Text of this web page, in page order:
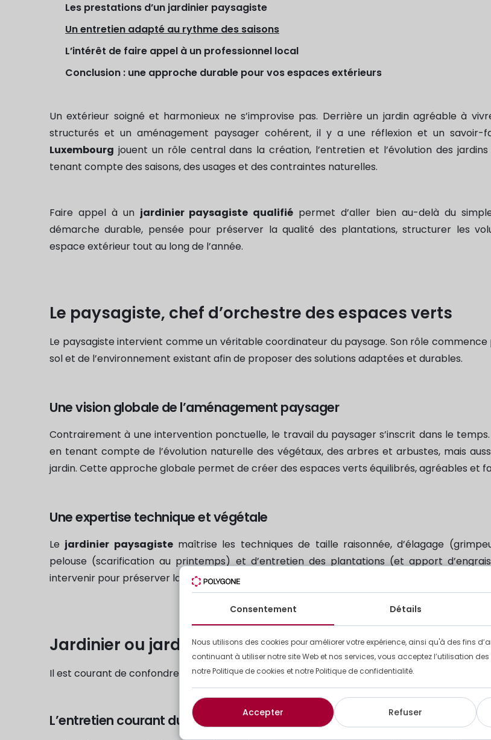
Les prestations d’un jardinier paysagiste
Un entretien adapté au rythme des saisons
L’intérêt de faire appel à un professionnel local
Conclusion : une approche durable pour vos espaces extérieurs
Un extérieur soigné et harmonieux ne s’improvise pas. Derrière un jardin agréable à
structurés et un aménagement paysager cohérent, il y a une réflexion et un savoir-
Luxembourg jouent un rôle central dans la création, l’entretien et l’évolution des
tenant compte des saisons, des usages et des contraintes naturelles.
Faire appel à un jardinier paysagiste qualifié permet d’aller bien au-delà du
démarche durable, pensée pour préserver la qualité des plantations, structurer les
espace extérieur tout au long de l’année.
Le paysagiste, chef d’orchestre des espaces verts
Le paysagiste intervient comme un véritable coordinateur du paysage. Son rôle commence
sol et de l’environnement existant afin de proposer des solutions adaptées et durables.
Une vision globale de l’aménagement paysager
Contrairement à une intervention ponctuelle, le travail du paysager s’inscrit dans le
en tenant compte de l’évolution naturelle des végétaux, des arbres et arbustes, mais
jardin. Cette approche globale permet de créer des espaces verts équilibrés, agréables et
Une expertise technique et végétale
Le jardinier paysagistemaîtrise les techniques de taille raisonnée, d’élagage
pelouse (scarification au printemps) et d’entretien des plantations (et apport
intervenir pour préserver la santé du végétal, favoriser la biodiversité et conserver un rendu
Jardinier ou jardinier paysagiste : une différence
Il est courant de confondre jardinieretjardinier paysagiste, pourtant leurs missions ne
L’entretien courant du jardin
Consentement Détails
Nous utilisons des cookies pour améliorer votre expérience, ainsi qu'à des fins
continuant à utiliser notre site Web et nos services, vous acceptez l’utilisation
notre Politique de cookies et notre Politique de confidentialité.
Accepter Refuser